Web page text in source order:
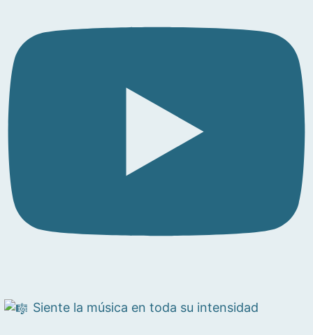
Siente la música en toda su intensidad